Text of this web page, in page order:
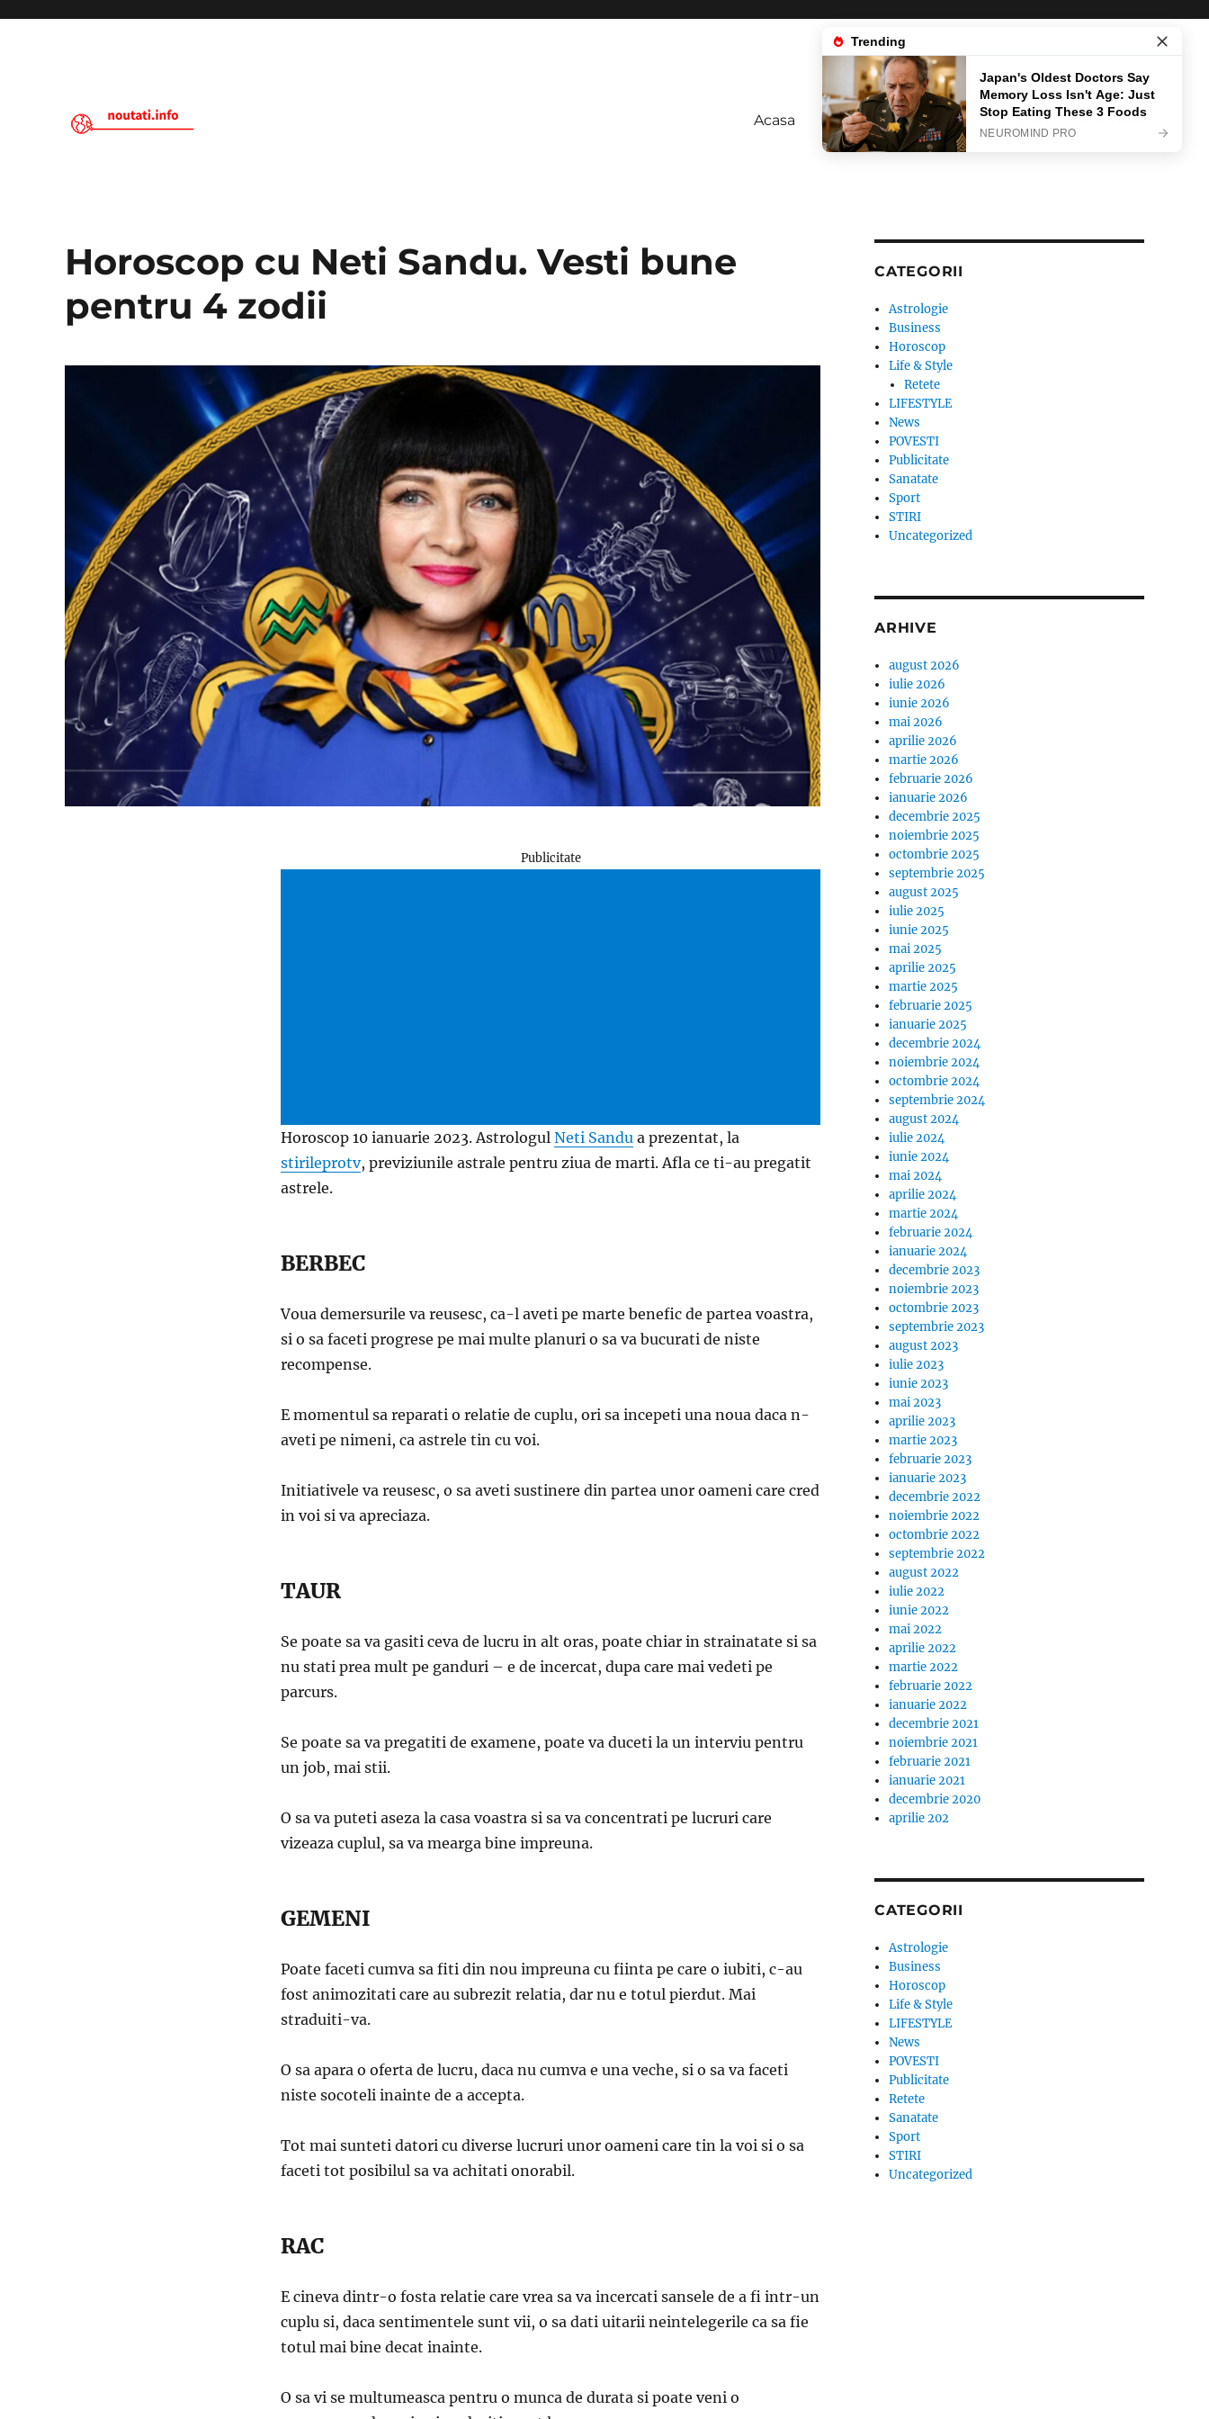
Acasa News Life & Style Sanatate Business
Horoscop cu Neti Sandu. Vesti bune
pentru 4 zodii
Publicitate
Horoscop 10 ianuarie 2023. Astrologul Neti Sandu a prezentat, la
stirileprotv, previziunile astrale pentru ziua de marti. Afla ce ti-au pregatit
astrele.
BERBEC
Voua demersurile va reusesc, ca-l aveti pe marte benefic de partea voastra,
si o sa faceti progrese pe mai multe planuri o sa va bucurati de niste
recompense.
E momentul sa reparati o relatie de cuplu, ori sa incepeti una noua daca n-
aveti pe nimeni, ca astrele tin cu voi.
Initiativele va reusesc, o sa aveti sustinere din partea unor oameni care cred
in voi si va apreciaza.
TAUR
Se poate sa va gasiti ceva de lucru in alt oras, poate chiar in strainatate si sa
nu stati prea mult pe ganduri – e de incercat, dupa care mai vedeti pe
parcurs.
Se poate sa va pregatiti de examene, poate va duceti la un interviu pentru
un job, mai stii.
O sa va puteti aseza la casa voastra si sa va concentrati pe lucruri care
vizeaza cuplul, sa va mearga bine impreuna.
GEMENI
Poate faceti cumva sa fiti din nou impreuna cu fiinta pe care o iubiti, c-au
fost animozitati care au subrezit relatia, dar nu e totul pierdut. Mai
straduiti-va.
O sa apara o oferta de lucru, daca nu cumva e una veche, si o sa va faceti
niste socoteli inainte de a accepta.
Tot mai sunteti datori cu diverse lucruri unor oameni care tin la voi si o sa
faceti tot posibilul sa va achitati onorabil.
RAC
E cineva dintr-o fosta relatie care vrea sa va incercati sansele de a fi intr-un
cuplu si, daca sentimentele sunt vii, o sa dati uitarii neintelegerile ca sa fie
totul mai bine decat inainte.
O sa vi se multumeasca pentru o munca de durata si poate veni o
CATEGORII
Astrologie
Business
Horoscop
Life & Style
Retete
LIFESTYLE
News
POVESTI
Publicitate
Sanatate
Sport
STIRI
Uncategorized
ARHIVE
august 2026
iulie 2026
iunie 2026
mai 2026
aprilie 2026
martie 2026
februarie 2026
ianuarie 2026
decembrie 2025
noiembrie 2025
octombrie 2025
septembrie 2025
august 2025
iulie 2025
iunie 2025
mai 2025
aprilie 2025
martie 2025
februarie 2025
ianuarie 2025
decembrie 2024
noiembrie 2024
octombrie 2024
septembrie 2024
august 2024
iulie 2024
iunie 2024
mai 2024
aprilie 2024
martie 2024
februarie 2024
ianuarie 2024
decembrie 2023
noiembrie 2023
octombrie 2023
septembrie 2023
august 2023
iulie 2023
iunie 2023
mai 2023
aprilie 2023
martie 2023
februarie 2023
ianuarie 2023
decembrie 2022
noiembrie 2022
octombrie 2022
septembrie 2022
august 2022
iulie 2022
iunie 2022
mai 2022
aprilie 2022
martie 2022
februarie 2022
ianuarie 2022
decembrie 2021
noiembrie 2021
februarie 2021
ianuarie 2021
decembrie 2020
aprilie 202
CATEGORII
Astrologie
Business
Horoscop
Life & Style
LIFESTYLE
News
POVESTI
Publicitate
Retete
Sanatate
Sport
STIRI
Uncategorized